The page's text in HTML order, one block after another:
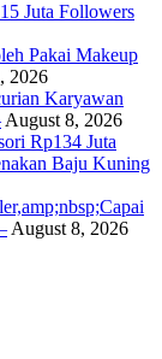
Juta Followers
Pakai Makeup
2026
Karyawan
August 8, 2026
Rp134 Juta
Baju Kuning
August 8, 2026